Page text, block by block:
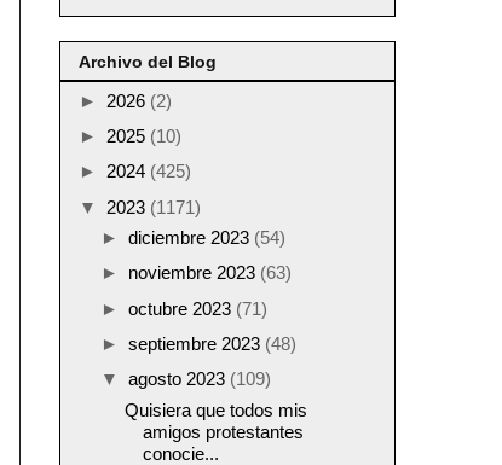
Archivo del Blog
► 2026 (2)
► 2025 (10)
► 2024 (425)
▼ 2023 (1171)
► diciembre 2023 (54)
► noviembre 2023 (63)
► octubre 2023 (71)
► septiembre 2023 (48)
▼ agosto 2023 (109)
Quisiera que todos mis
amigos protestantes
conocie...